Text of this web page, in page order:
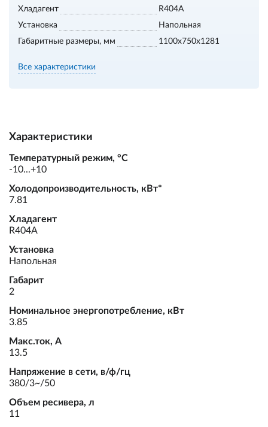
Хладагент
R404A
Установка
Напольная
Габаритные размеры, мм
1100х750х1281
Все характеристики
Характеристики
Температурный режим, °С
-10...+10
Холодопроизводительность, кВт*
7.81
Хладагент
R404A
Установка
Напольная
Габарит
2
Номинальное энергопотребление, кВт
3.85
Макс.ток, А
13.5
Напряжение в сети, в/ф/гц
380/3~/50
Объем ресивера, л
11